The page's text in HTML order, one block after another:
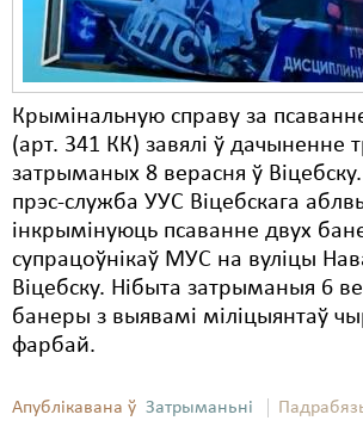
Крымінальную справу за
(арт. 341 КК) завялі ў дачыненне
затрыманых 8 верасня ў
прэс-служба УУС Віцебскага
інкрымінуюць псаванне двух
супрацоўнікаў МУС на вуліцы
Віцебску. Нібыта затрыманыя 6
банеры з выявамі міліцыянтаў
фарбай.
Апублікавана ў Затрыманьні
Культурныя правы
ЛПП
Мігранты
Мірныя сходы
Палітвязьні
Праваабаронцы
Правы дзіцяці
Распальваньне варожасьці